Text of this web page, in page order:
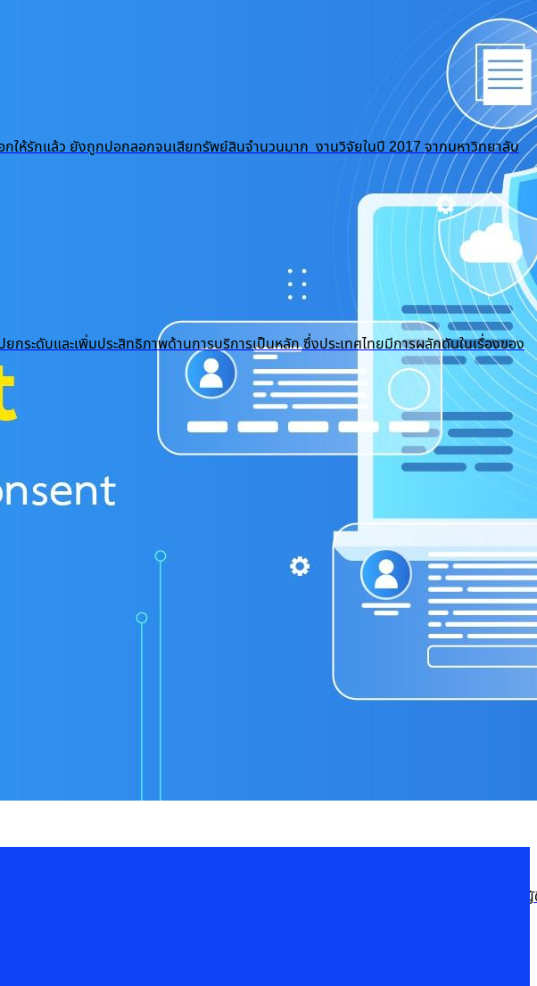
ามกฎหมาย แต่คือหัวใจของการสร้าง “ความไว้วางใจ” ระหว่างองค์กรกับลูกค้า พระราช
อกให้รักแล้ว ยังถูกปอกลอกจนเสียทรัพย์สินจำนวนมาก งานวิจัยในปี 2017 จากมหาวิทยาลับ
ระดับและเพิ่มประสิทธิภาพด้านการบริการเป็นหลัก ซึ่งประเทศไทยมีการผลักดันในเรื่องของ